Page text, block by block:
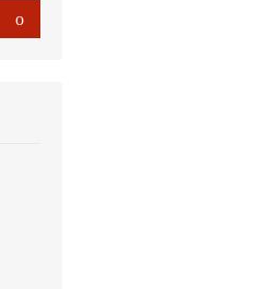
Поиск